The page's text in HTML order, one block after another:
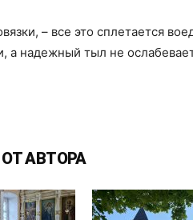
– все это сплетается
а надежный тыл не
АВТОРА